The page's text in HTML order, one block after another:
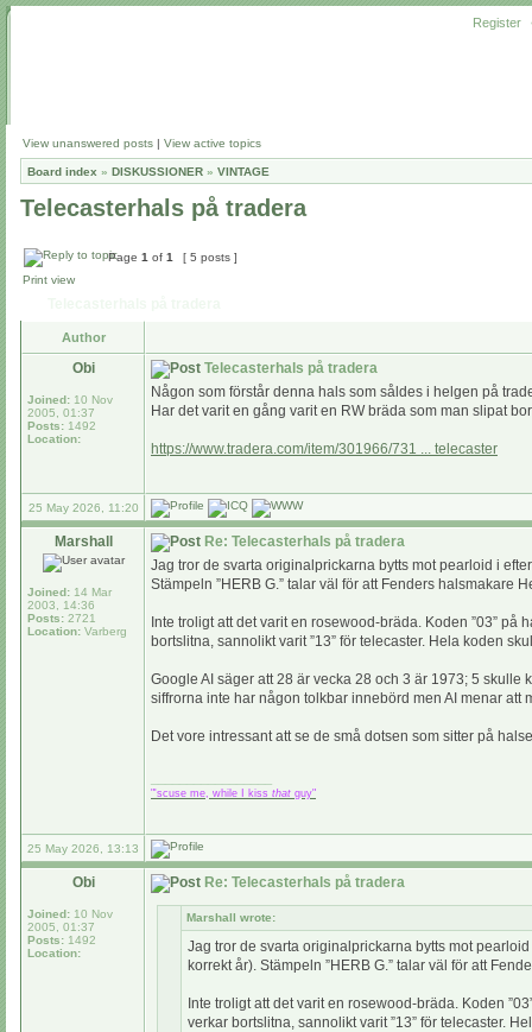
Register
View unanswered posts | View active topics
Board index » DISKUSSIONER » VINTAGE
Telecasterhals på tradera
Page 1 of 1
[ 5 posts ]
Print view
Author
Obi
Joined: 10 Nov
2005, 01:37
Posts: 1492
Location:
Telecasterhals på tradera
Någon som förstår denna hals som såldes i helgen på
Har det varit en gång varit en RW bräda som man slipat
https://www.tradera.com/item/301966/731 ... telecaster
25 May 2026, 11:20
Marshall
Joined: 14 Mar
2003, 14:36
Posts: 2721
Location: Varberg
Re: Telecasterhals på tradera
Jag tror de svarta originalprickarna bytts mot pearloid i
Stämpeln ”HERB G.” talar väl för att Fenders halsmakare
Inte troligt att det varit en rosewood-bräda. Koden ”03”
bortslitna, sannolikt varit ”13” för telecaster. Hela koden
Google AI säger att 28 är vecka 28 och 3 är 1973; 5
siffrorna inte har någon tolkbar innebörd men AI menar att
Det vore intressant att se de små dotsen som sitter på
"'scuse me, while I kiss that guy"
25 May 2026, 13:13
Obi
Joined: 10 Nov
2005, 01:37
Posts: 1492
Location:
Re: Telecasterhals på tradera
Marshall wrote:
Jag tror de svarta originalprickarna bytts mot
korrekt år). Stämpeln ”HERB G.” talar väl för att
Inte troligt att det varit en rosewood-bräda. Koden
verkar bortslitna, sannolikt varit ”13” för telecaster.